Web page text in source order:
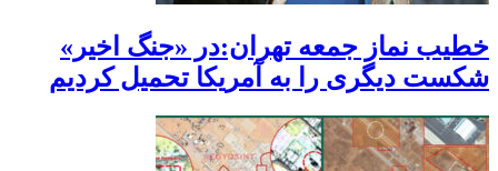
خطیب نماز جمعه تهران:در «جنگ اخیر»
شکست دیگری را به آمریکا تحمیل کردیم